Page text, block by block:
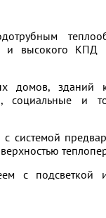
и высокого
зданий
социальные и
с подсветкой